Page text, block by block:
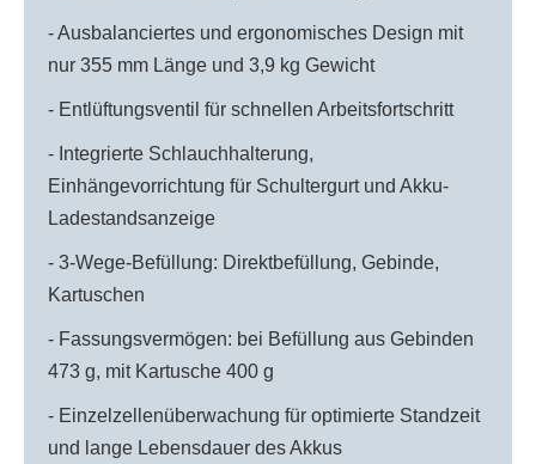
- Ausbalanciertes und ergonomisches Design mit
nur 355 mm Länge und 3,9 kg Gewicht
- Entlüftungsventil für schnellen Arbeitsfortschritt
- Integrierte Schlauchhalterung,
Einhängevorrichtung für Schultergurt und Akku-
Ladestandsanzeige
- 3-Wege-Befüllung: Direktbefüllung, Gebinde,
Kartuschen
- Fassungsvermögen: bei Befüllung aus Gebinden
473 g, mit Kartusche 400 g
- Einzelzellenüberwachung für optimierte Standzeit
und lange Lebensdauer des Akkus